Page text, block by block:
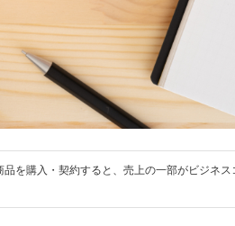
を購入・契約すると、売上の一部がビジネス